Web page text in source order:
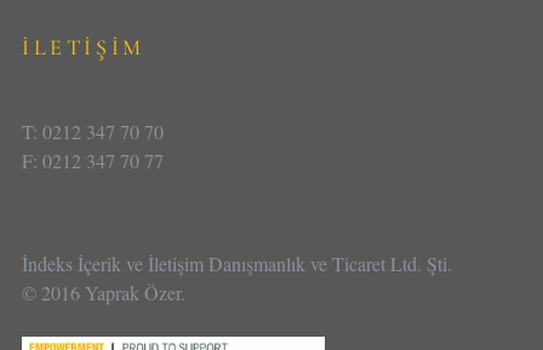
İLETİŞİM
T: 0212 347 70 70
F: 0212 347 70 77
İndeks İçerik ve İletişim Danışmanlık ve Ticaret Ltd. Şti.
© 2016 Yaprak Özer.